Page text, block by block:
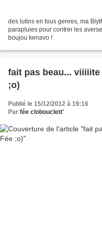
des lutins en tous genres, ma
parapluies pour contrer les
boujou kenavo !
fait pas beau...
;o)
Publié le 15/12/2012 à 19:16
Par fée clobouclett'